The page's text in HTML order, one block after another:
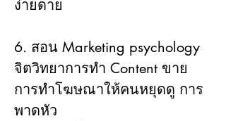
ง่ายดาย
6. สอน Marketing psychology
จิตวิทยาการทำ Content ขาย
การทำโฆษณาให้คนหยุดดู การ
พาดหัว